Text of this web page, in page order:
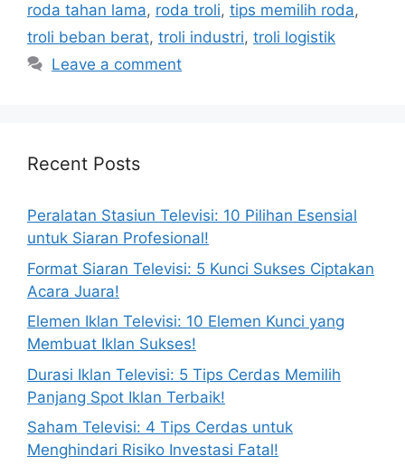
roda tahan lama, roda troli, tips memilih roda,
troli beban berat, troli industri, troli logistik
Leave a comment
Recent Posts
Peralatan Stasiun Televisi: 10 Pilihan Esensial
untuk Siaran Profesional!
Format Siaran Televisi: 5 Kunci Sukses Ciptakan
Acara Juara!
Elemen Iklan Televisi: 10 Elemen Kunci yang
Membuat Iklan Sukses!
Durasi Iklan Televisi: 5 Tips Cerdas Memilih
Panjang Spot Iklan Terbaik!
Saham Televisi: 4 Tips Cerdas untuk
Menghindari Risiko Investasi Fatal!